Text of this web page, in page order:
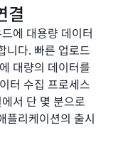
결
에 대용량 데이터
니다. 빠른 업로드
대량의 데이터를
터 수집 프로세스
서 단 몇 분으로
플리케이션의 출시